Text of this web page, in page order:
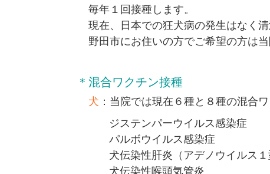
毎年１回接種します。
現在、日本での狂犬病の発生はなく
野田市にお住いの方でご希望の方は
＊混合ワクチン接種
犬 ：当院では現在６種と８種の混合
ジステンパーウイルス感染症
パルボウイルス感染症
犬伝染性肝炎（アデノウイルス１
犬伝染性喉頭気管炎